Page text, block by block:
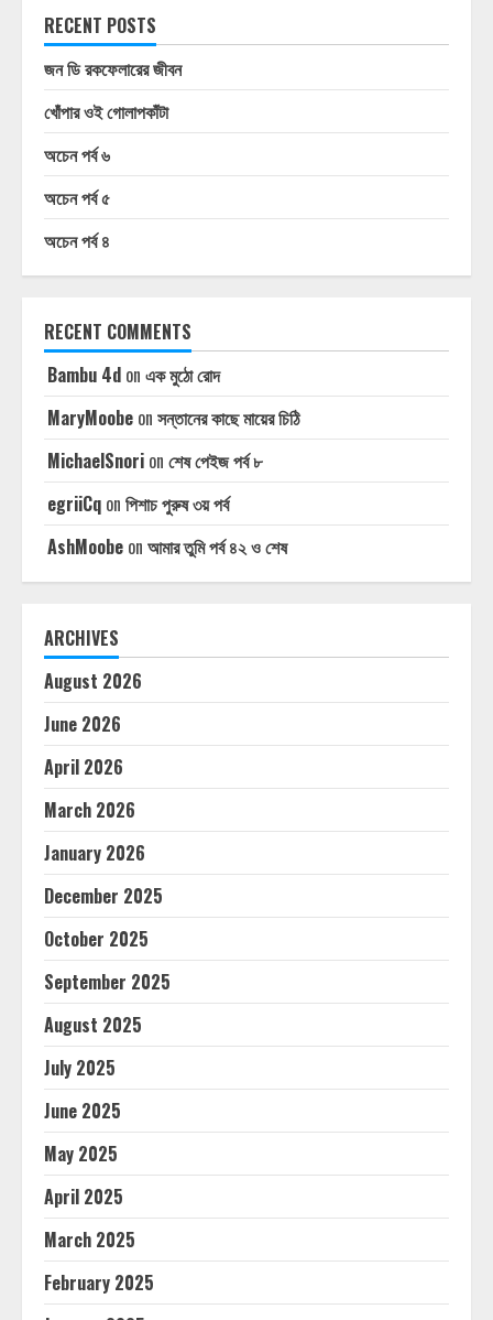
RECENT POSTS
জন ডি রকফেলারের জীবন
খোঁপার ওই গোলাপকাঁটা
অচেন পর্ব ৬
অচেন পর্ব ৫
অচেন পর্ব ৪
RECENT COMMENTS
Bambu 4d on এক মুঠো রোদ
MaryMoobe on সন্তানের কাছে মায়ের চিঠি
MichaelSnori on শেষ পেইজ পর্ব ৮
egriiCq on পিশাচ পুরুষ ৩য় পর্ব
AshMoobe on আমার তুমি পর্ব ৪২ ও শেষ
ARCHIVES
August 2026
June 2026
April 2026
March 2026
January 2026
December 2025
October 2025
September 2025
August 2025
July 2025
June 2025
May 2025
April 2025
March 2025
February 2025